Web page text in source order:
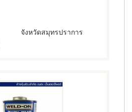
จังหวัดสมุทรปราการ